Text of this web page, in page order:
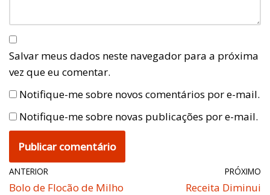
Salvar meus dados neste navegador para a próxima
vez que eu comentar.
Notifique-me sobre novos comentários por e-mail.
Notifique-me sobre novas publicações por e-mail.
ANTERIOR
Bolo de Flocão de Milho
PRÓXIMO
Receita Diminui